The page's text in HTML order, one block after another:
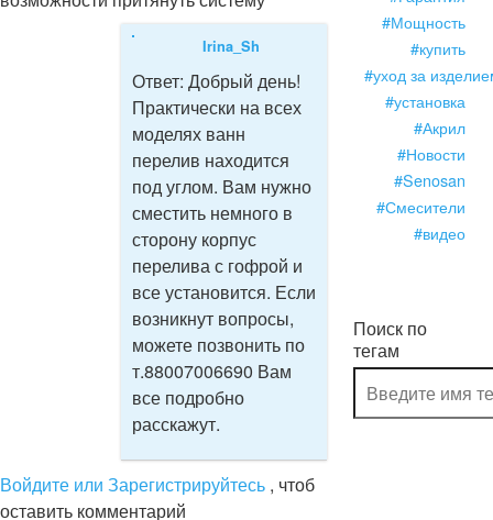
Irina_Sh
Ответ: Добрый день!
Практически на всех
моделях ванн
перелив находится
под углом. Вам нужно
сместить немного в
сторону корпус
перелива с гофрой и
все установится. Если
возникнут вопросы,
можете позвонить по
т.88007006690 Вам
все подробно
расскажут.
Войдите или Зарегистрируйтесь , чтоб
оставить комментарий
#Мощность
#купить
#уход за
#установка
#Акрил
#Новости
#Senosan
#Смесители
#видео
Поиск по
тегам